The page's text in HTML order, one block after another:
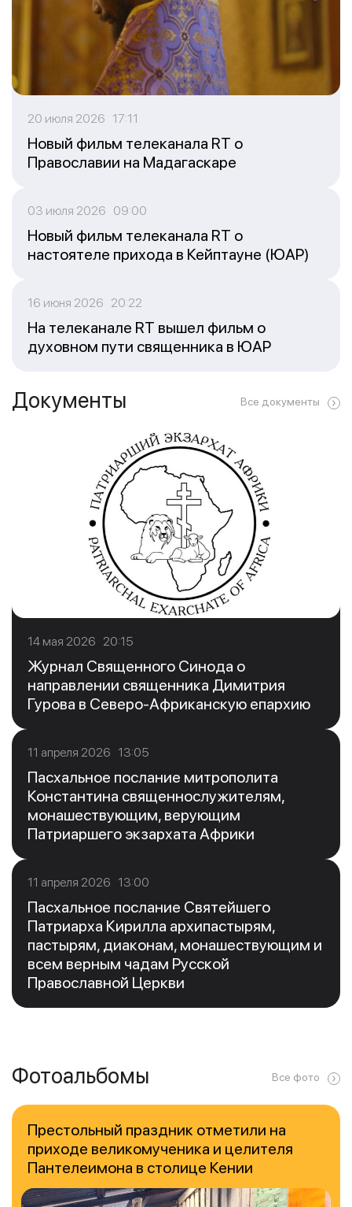
20 июля 2026 17:11
Новый фильм телеканала RT о
Православии на Мадагаскаре
03 июля 2026 09:00
Новый фильм телеканала RT о
настоятеле прихода в Кейптауне (ЮАР)
16 июня 2026 20:22
На телеканале RT вышел фильм о
духовном пути священника в ЮАР
Документы Все документы
14 мая 2026 20:15
Журнал Священного Синода о
направлении священника Димитрия
Гурова в Северо-Африканскую епархию
11 апреля 2026 13:05
Пасхальное послание митрополита
Константина священнослужителям,
монашествующим, верующим
Патриаршего экзархата Африки
11 апреля 2026 13:00
Пасхальное послание Святейшего
Патриарха Кирилла архипастырям,
пастырям, диаконам, монашествующим и
всем верным чадам Русской
Православной Церкви
Фотоальбомы Все фото
Престольный праздник отметили на
приходе великомученика и целителя
Пантелеимона в столице Кении